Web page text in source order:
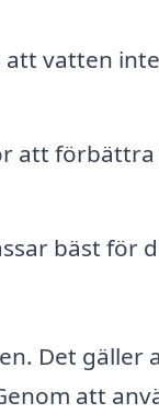
att vatten inte
att förbättra
bäst för
Det gäller
att